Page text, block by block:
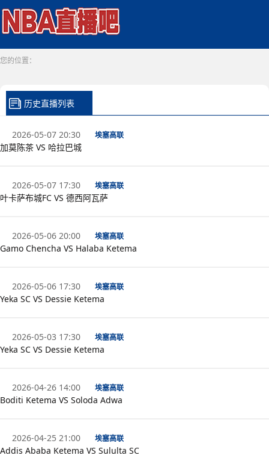
您的位置：
历史直播列表
2026-05-07 20:30 埃塞高联
加莫陈茶 VS 哈拉巴城
2026-05-07 17:30 埃塞高联
叶卡萨布城FC VS 德西阿瓦萨
2026-05-06 20:00 埃塞高联
Gamo Chencha VS Halaba Ketema
2026-05-06 17:30 埃塞高联
Yeka SC VS Dessie Ketema
2026-05-03 17:30 埃塞高联
Yeka SC VS Dessie Ketema
2026-04-26 14:00 埃塞高联
Boditi Ketema VS Soloda Adwa
2026-04-25 21:00 埃塞高联
Addis Ababa Ketema VS Sululta SC